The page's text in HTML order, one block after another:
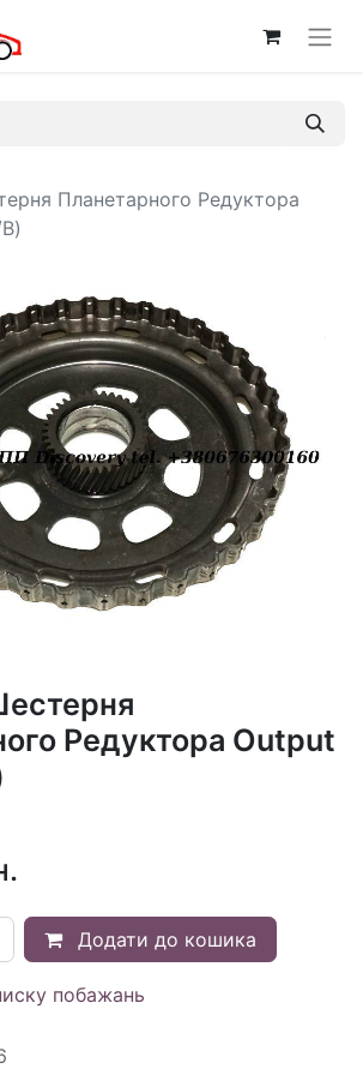
Планетарного Редуктора
Редуктора Output
Додати до кошика
побажань